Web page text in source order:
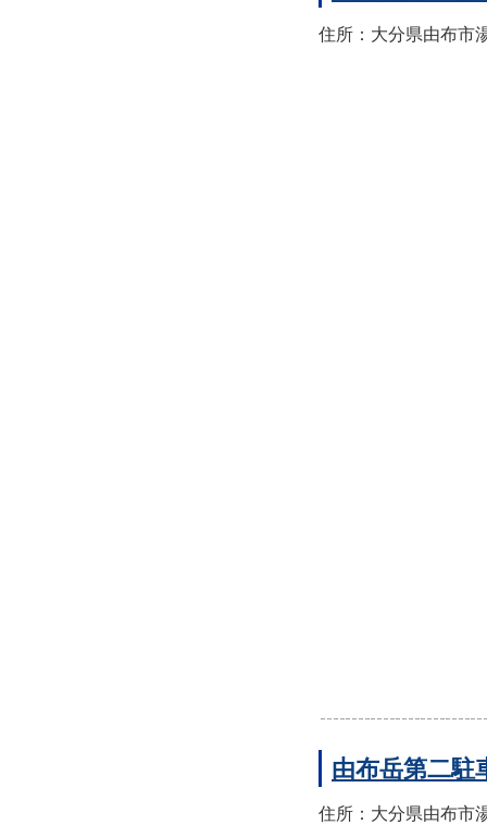
住所：大分県由布市
由布岳第二駐
住所：大分県由布市